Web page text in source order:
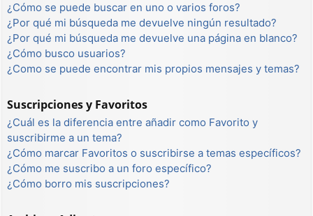
¿Cómo se puede buscar en uno o varios foros?
¿Por qué mi búsqueda me devuelve ningún resultado?
¿Por qué mi búsqueda me devuelve una página en blanco?
¿Cómo busco usuarios?
¿Como se puede encontrar mis propios mensajes y temas?
Suscripciones y Favoritos
¿Cuál es la diferencia entre añadir como Favorito y
suscribirme a un tema?
¿Cómo marcar Favoritos o suscribirse a temas específicos?
¿Cómo me suscribo a un foro específico?
¿Cómo borro mis suscripciones?